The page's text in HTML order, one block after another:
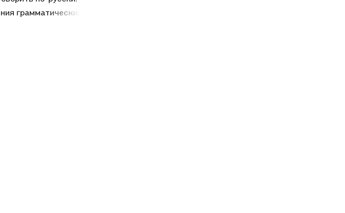
грамматический
упражнения и